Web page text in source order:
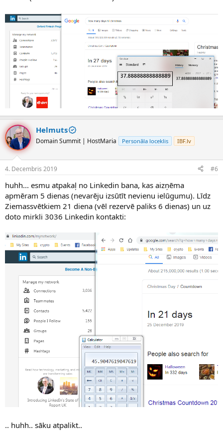
Helmuts
Domain Summit | HostMaria Personāla loceklis IBF.lv
4. Decembris 2019 #6
huhh... esmu atpakaļ no Linkedin bana, kas aizņēma
apmēram 5 dienas (nevarēju izsūtīt nevienu ielūgumu). Līdz
Ziemassvētkiem 21 diena (vēl rezervē paliks 6 dienas) un uz
doto mirkli 3036 Linkedin kontakti:
.. huhh.. sāku atpalikt..